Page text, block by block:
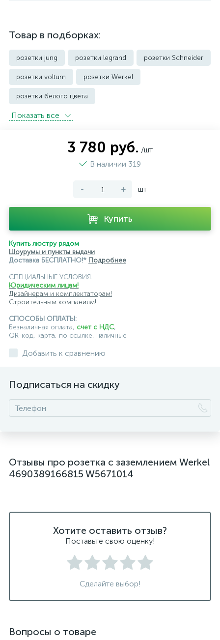
Товар в подборках:
розетки jung розетки legrand розетки Schneider
розетки voltum розетки Werkel
розетки белого цвета
розетки с защитой от влаги IP44 и выше
Показать всe
3 780 руб. /шт
В наличии 319
- + шт
Купить
Купить люстру рядом
Шоурумы и пункты выдачи
Доставка БЕСПЛАТНО!* Подробнее
СПЕЦИАЛЬНЫЕ УСЛОВИЯ:
Юридическим лицам!
Дизайнерам и комплектаторам!
Строительным компаниям!
СПОСОБЫ ОПЛАТЫ:
Безналичная оплата, счет с НДС,
QR-код, карта, по ссылке, наличные
Добавить к сравнению
Подписаться на скидку
Отзывы про розетка с заземлением Werkel
4690389166815 W5671014
Хотите оставить отзыв?
Поставьте свою оценку!
Сделайте выбор!
Вопросы о товаре